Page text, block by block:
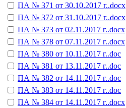
ПА № 371 от 30.10.2017 г..docx
ПА № 372 от 31.10.2017 г..docx
ПА № 373 от 02.11.2017 г..docx
ПА № 378 от 07.11.2017 г..docx
ПА № 380 от 10.11.2017 г..doc
ПА № 381 от 13.11.2017 г..doc
ПА № 382 от 14.11.2017 г..doc
ПА № 383 от 14.11.2017 г..doc
ПА № 384 от 14.11.2017 г..docx